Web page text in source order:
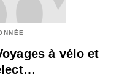
à vélo et